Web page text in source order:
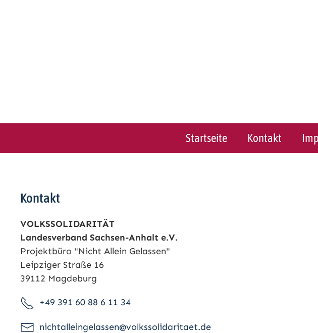
Startseite Kontakt
Kontakt
VOLKSSOLIDARITÄT
Landesverband Sachsen-Anhalt e.V.
Projektbüro "Nicht Allein Gelassen"
Leipziger Straße 16
39112 Magdeburg
+49 391 60 88 6 11 34
nichtalleingelassen@volkssolidaritaet.de